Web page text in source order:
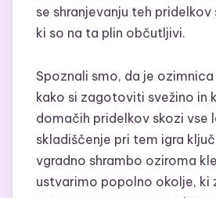
se shranjevanju teh
ki so na ta plin občutljivi.
Spoznali smo, da je
kako si zagotoviti svežino in
domačih pridelkov skozi vse
skladiščenje pri tem igra
vgradno shrambo oziroma
ustvarimo popolno okolje, ki